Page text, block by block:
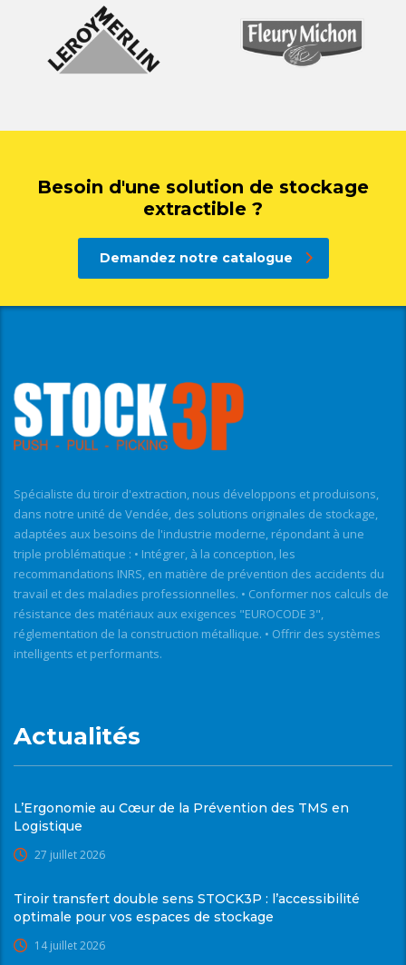
Besoin d'une solution de stockage
extractible ?
Demandez notre catalogue
Spécialiste du tiroir d'extraction, nous développons et produisons,
dans notre unité de Vendée, des solutions originales de stockage,
adaptées aux besoins de l'industrie moderne, répondant à une
triple problématique : • Intégrer, à la conception, les
recommandations INRS, en matière de prévention des accidents du
travail et des maladies professionnelles. • Conformer nos calculs de
résistance des matériaux aux exigences "EUROCODE 3",
réglementation de la construction métallique. • Offrir des systèmes
intelligents et performants.
Actualités
L’Ergonomie au Cœur de la Prévention des TMS en
Logistique
27 juillet 2026
Tiroir transfert double sens STOCK3P : l’accessibilité
optimale pour vos espaces de stockage
14 juillet 2026